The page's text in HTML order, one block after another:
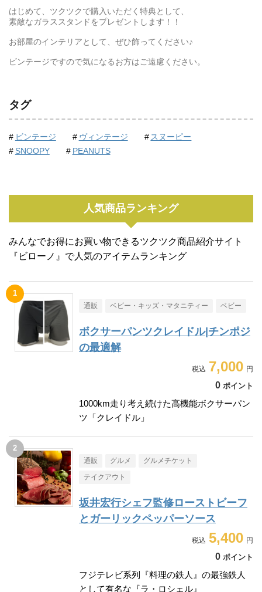
はじめて、ツクツクで購入いただく特典として、
素敵なガラススタンドをプレゼントします！！
お部屋のインテリアとして、ぜひ飾ってください♪
ビンテージですので気になるお方はご遠慮ください。
タグ
ビンテージ ヴィンテージ
スヌーピー
SNOOPY
PEANUTS
人気商品ランキング
みんなでお得にお買い物できるツクツク商品紹介サイト
『ビローノ』で人気のアイテムランキング
通販 ベビー・キッズ・マタニティー ベビー
ボクサーパンツクレイドル|チンポジ
の最適解
7,000
0 ポイント
1000km走り考え続けた高機能ボクサーパン
ツ「クレイドル」
通販 グルメ グルメチケット
テイクアウト
坂井宏行シェフ監修ローストビーフ
とガーリックペッパーソース
5,400
0 ポイント
フジテレビ系列『料理の鉄人』の最強鉄人
として有名な『ラ・ロシェル』